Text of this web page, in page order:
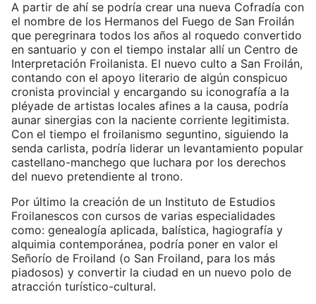
A partir de ahí se podría crear una nueva Cofradía con
el nombre de los Hermanos del Fuego de San Froilán
que peregrinara todos los años al roquedo convertido
en santuario y con el tiempo instalar allí un Centro de
Interpretación Froilanista. El nuevo culto a San Froilán,
contando con el apoyo literario de algún conspicuo
cronista provincial y encargando su iconografía a la
pléyade de artistas locales afines a la causa, podría
aunar sinergias con la naciente corriente legitimista.
Con el tiempo el froilanismo seguntino, siguiendo la
senda carlista, podría liderar un levantamiento popular
castellano-manchego que luchara por los derechos
del nuevo pretendiente al trono.
Por último la creación de un Instituto de Estudios
Froilanescos con cursos de varias especialidades
como: genealogía aplicada, balística, hagiografía y
alquimia contemporánea, podría poner en valor el
Señorío de Froiland (o San Froiland, para los más
piadosos) y convertir la ciudad en un nuevo polo de
atracción turístico-cultural.